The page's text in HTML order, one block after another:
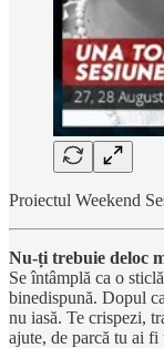
Proiectul Weekend
Nu-ți trebuie deloc
Se întâmplă ca o
binedispună. Dopul
nu iasă. Te crispezi,
ajute, de parcă tu ai fi